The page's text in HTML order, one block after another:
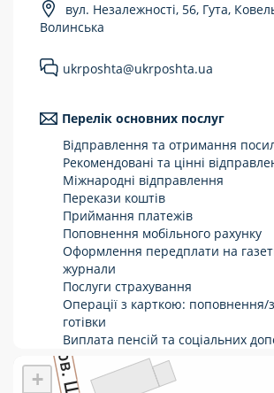
Працюють після 19:00
Укрпошта Експрес/тариф
Укрпошта Стандарт/тариф
Доставка за межі України
Прийом вантажів
Фінансові послуги:
Термінові перекази
Перекази
Комунальні та інші платежі
вул. Незалежності, 56, Гута,
Волинська
ukrposhta@ukrposhta.ua
Перелік основних послуг
Відправлення та отримання
Рекомендовані та цінні
Міжнародні відправлення
Перекази коштів
Приймання платежів
Поповнення мобільного рахунку
Оформлення передплати на
журнали
Послуги страхування
Операції з карткою: поповнення/
готівки
Виплата пенсій та соціальних
Продаж товарів
Продаж марок та паковання
+